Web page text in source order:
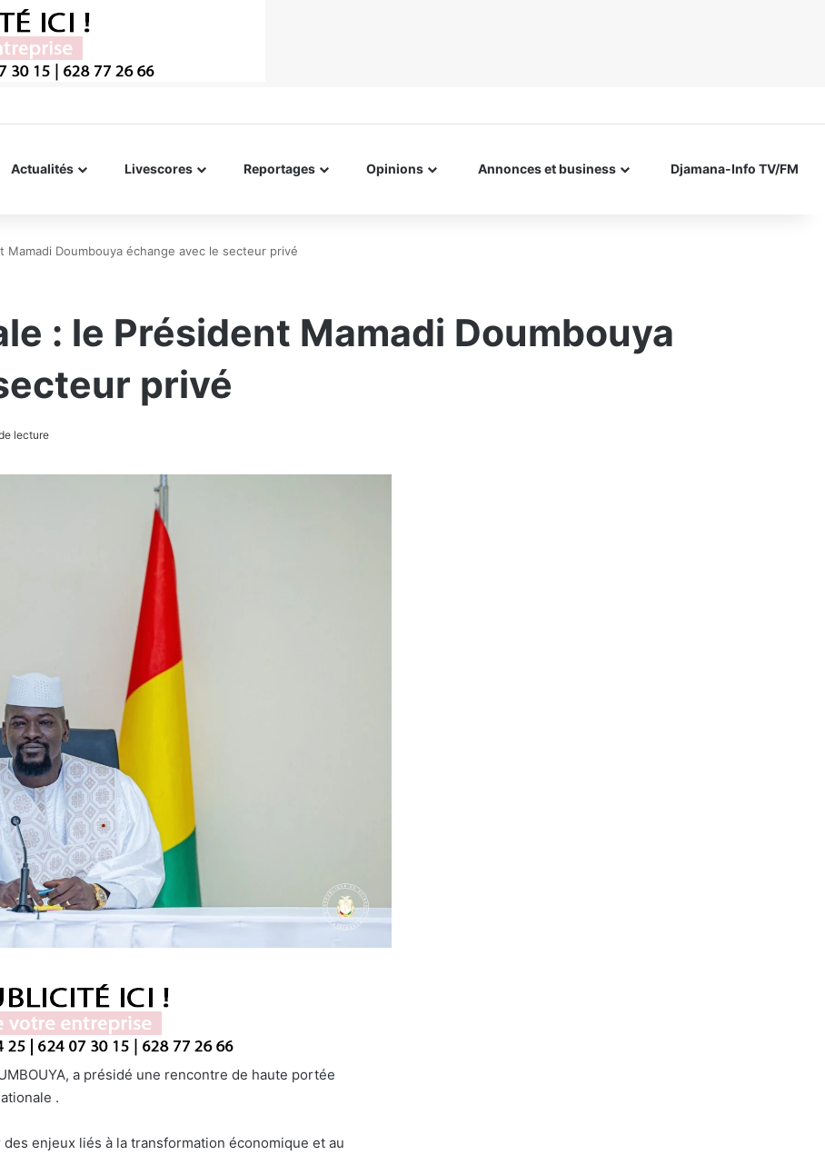
Actualités Livescores Reportages Opinions Annonces et business Djamana-Info TV/FM
Mamadi Doumbouya échange avec le secteur privé
: le Président Mamadi Doumbouya
privé
lecture
a présidé une rencontre de haute portée
.
enjeux liés à la transformation économique et au